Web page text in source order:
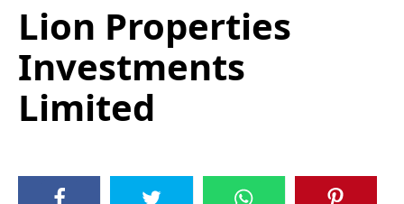
Lion Properties
Investments
Limited